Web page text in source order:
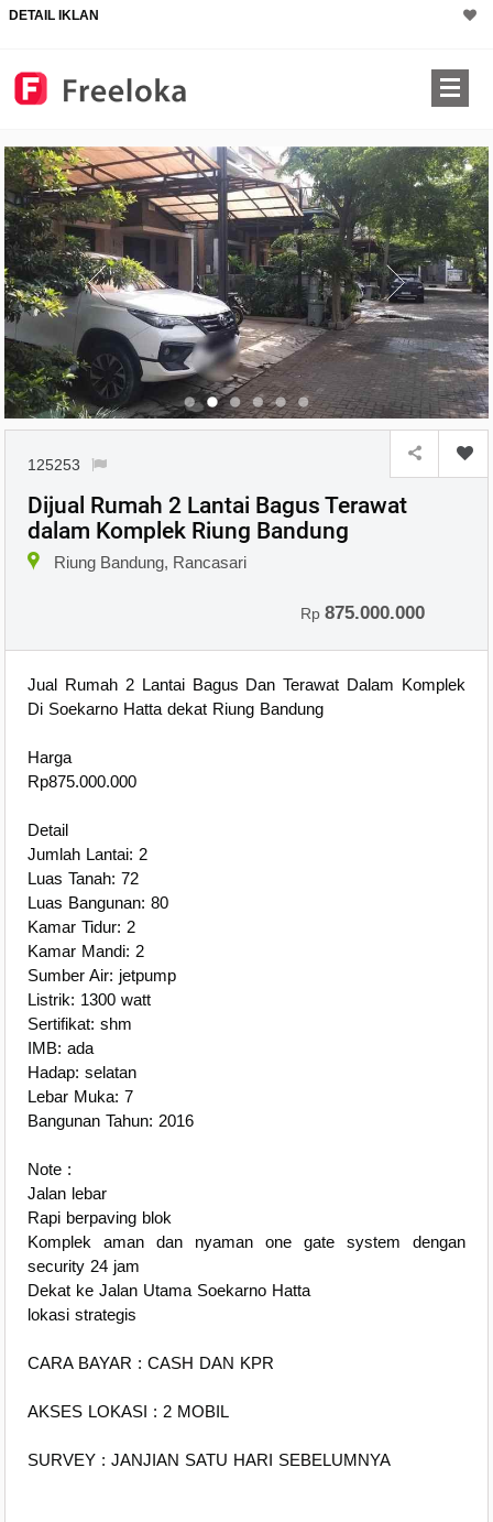
DETAIL IKLAN
125253
Dijual Rumah 2 Lantai Bagus Terawat
dalam Komplek Riung Bandung
Riung Bandung, Rancasari
Rp875.000.000
Jual Rumah 2 Lantai Bagus Dan Terawat Dalam Komplek
Di Soekarno Hatta dekat Riung Bandung
Harga
Rp875.000.000
Detail
Jumlah Lantai: 2
Luas Tanah: 72
Luas Bangunan: 80
Kamar Tidur: 2
Kamar Mandi: 2
Sumber Air: jetpump
Listrik: 1300 watt
Sertifikat: shm
IMB: ada
Hadap: selatan
Lebar Muka: 7
Bangunan Tahun: 2016
Note :
Jalan lebar
Rapi berpaving blok
Komplek aman dan nyaman one gate system dengan
security 24 jam
Dekat ke Jalan Utama Soekarno Hatta
lokasi strategis
CARA BAYAR : CASH DAN KPR
AKSES LOKASI : 2 MOBIL
SURVEY : JANJIAN SATU HARI SEBELUMNYA